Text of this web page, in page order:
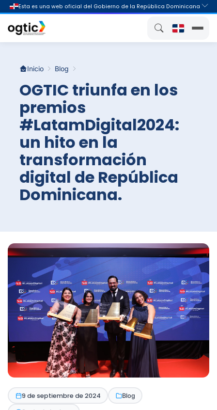
Inicio Blog
OGTIC triunfa en los
premios
#LatamDigital2024:
un hito en la
transformación
digital de República
Dominicana.
9 de septiembre de 2024 Blog